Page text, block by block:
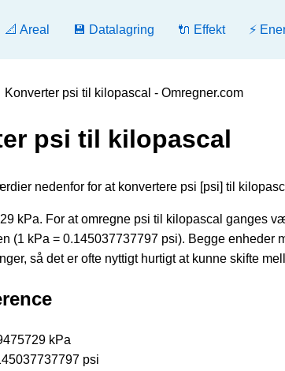
📐 Areal 💾 Datalagring 🔌 Effekt ⚡
Konverter psi til kilopascal - Omregner.com
psi til kilopascal
nedenfor for at konvertere psi [psi] til
kPa. For at omregne psi til kilopascal ganges
(1 kPa = 0.145037737797 psi). Begge enheder
så det er ofte nyttigt hurtigt at kunne skifte
kPa
psi